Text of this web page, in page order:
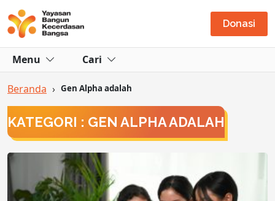
Donasi
Menu Cari
Beranda › Gen Alpha adalah
KATEGORI : GEN ALPHA ADALAH